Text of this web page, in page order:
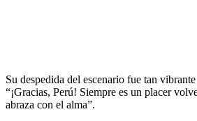
Su despedida del escenario fue tan
“¡Gracias, Perú! Siempre es un placer
abraza con el alma”.